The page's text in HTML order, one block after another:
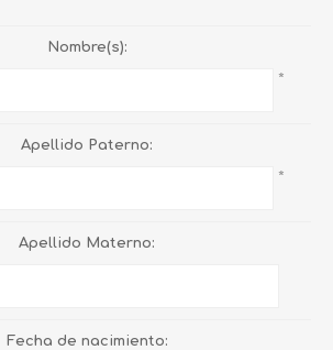
Nombre(s):
*
Apellido Paterno:
*
Apellido Materno:
Fecha de nacimiento: